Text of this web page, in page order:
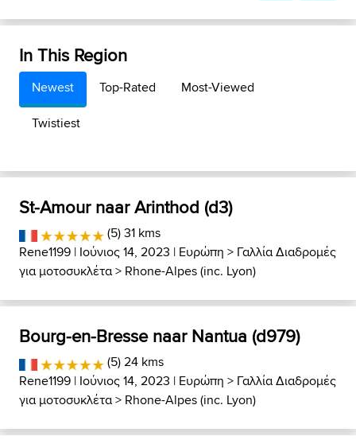
In This Region
Newest Top-Rated
Most-Viewed
Twistiest
St-Amour naar Arinthod (d3)
(5) 31 kms
Rene1199 | Ιούνιος 14, 2023 | Ευρώπη > Γαλλία Διαδρομές
για μοτοσυκλέτα> Rhone-Alpes (inc. Lyon)
Bourg-en-Bresse naar Nantua (d979)
(5) 24 kms
Rene1199 | Ιούνιος 14, 2023 | Ευρώπη > Γαλλία Διαδρομές
για μοτοσυκλέτα> Rhone-Alpes (inc. Lyon)